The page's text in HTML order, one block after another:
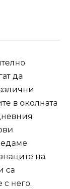
да
в околната
на
са
с него.